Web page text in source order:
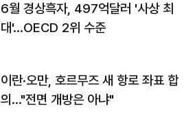
6월 경상흑자, 497억달러 '사상 최
대'…OECD 2위 수준
이란·오만, 호르무즈 새 항로 좌표 합
의…"전면 개방은 아냐"